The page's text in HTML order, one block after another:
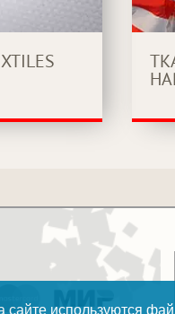
сайте используются